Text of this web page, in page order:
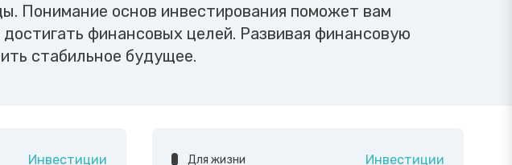
Понимание основ инвестирования поможет вам
финансовых целей. Развивая финансовую
стабильное будущее.
Инвестиции Для жизни Инвестиции